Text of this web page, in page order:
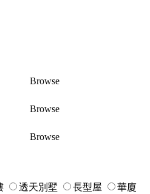
Browse
Browse
Browse
透天別墅 長型屋
華廈